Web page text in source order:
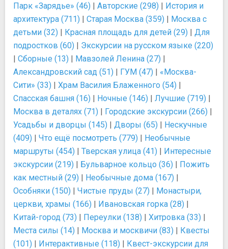
Парк «Зарядье» (46) | Авторские (298) | История и
архитектура (711) | Старая Москва (359) | Москва с
детьми (32) | Красная площадь для детей (29) | Для
подростков (60) | Экскурсии на русском языке (220)
| Сборные (13) | Мавзолей Ленина (27) |
Александровский сад (51) | ГУМ (47) | «Москва-
Сити» (33) | Храм Василия Блаженного (54) |
Спасская башня (16) | Ночные (146) | Лучшие (719) |
Москва в деталях (71) | Городские экскурсии (266) |
Усадьбы и дворцы (145) | Дворы (65) | Нескучные
(409) | Что ещё посмотреть (779) | Необычные
маршруты (454) | Тверская улица (41) | Интересные
экскурсии (219) | Бульварное кольцо (36) | Пожить
как местный (29) | Необычные дома (167) |
Особняки (150) | Чистые пруды (27) | Монастыри,
церкви, храмы (166) | Ивановская горка (28) |
Китай-город (73) | Переулки (138) | Хитровка (33) |
Места силы (14) | Москва и москвичи (83) | Квесты
(101) | Интерактивные (118) | Квест-экскурсии для